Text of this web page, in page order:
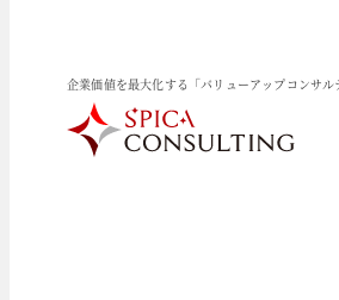
企業価値を最大化する「バリューアップコンサ